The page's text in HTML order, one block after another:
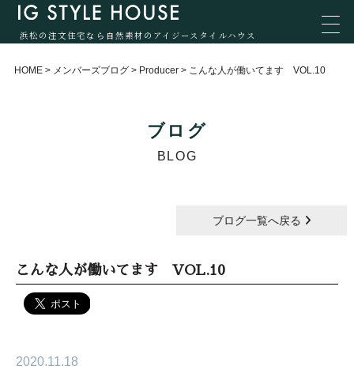
浜松の注文住宅なら自然素材のアイジースタイルハウス
HOME > メンバーズブログ > Producer > こんな人が働いてます VOL.10
ブログ
BLOG
ブログ一覧へ戻る
こんな人が働いてます VOL.10
2020.11.18